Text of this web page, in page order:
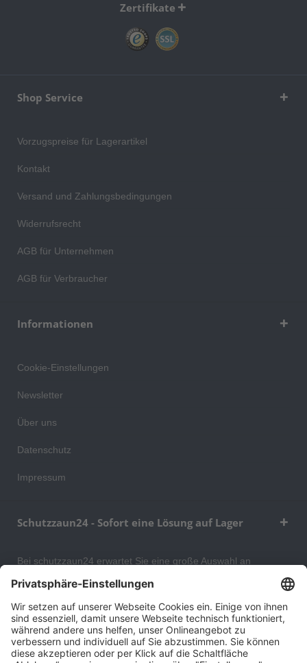
Zertifikate
Shop Service
Vorzugspreise für Lagerartikel
Kontakt
Versand und Zahlungsbedingungen
Widerrufsrecht
AGB für Unternehmen
AGB für Verbraucher
Informationen
Cookie-Einstellungen
Newsletter
Über uns
Datenschutz
Impressum
Schutzzaun24 - Sofort eine Lösung auf Lager
Bei schutzzaun24 erwartet Sie eine große Auswahl an
Schutzgittern, Schutzeinrichtungen, Absturzsicherungen und
auch Ihr Wohngebäude optimal organisieren und sichern
können. An unserem Versandlager bevorraten wir ein großes
Sortiment von Lagerartikeln, welche innerhalb von 48 Stunden